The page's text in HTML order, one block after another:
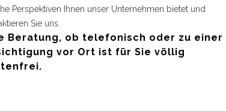
Perspektiven Ihnen unser Unternehmen bietet und
Sie uns.
Beratung, ob telefonisch oder zu einer
vor Ort ist für Sie völlig